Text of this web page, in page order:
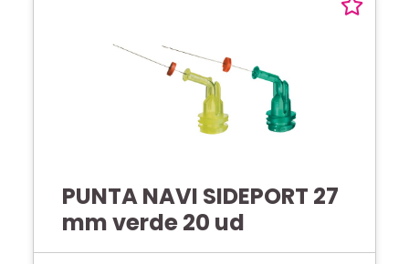
PUNTA NAVI SIDEPORT 27
mm verde 20 ud